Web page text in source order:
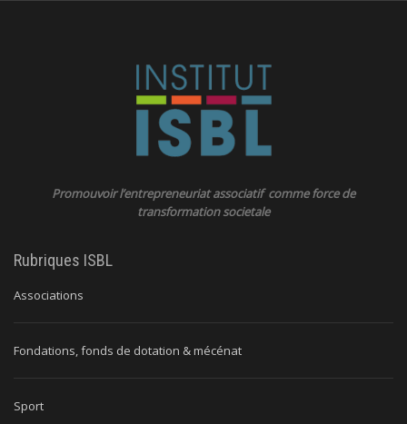
Promouvoir l’entrepreneuriat associatif comme force de
transformation societale
Rubriques ISBL
Associations
Fondations, fonds de dotation & mécénat
Sport